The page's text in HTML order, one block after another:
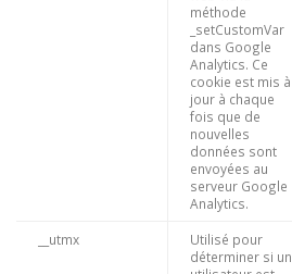
méthode
_setCustomVar
dans Google
Analytics. Ce
cookie est mis à
jour à chaque
fois que de
nouvelles
données sont
envoyées au
serveur Google
Analytics.
__utmx
Utilisé pour
déterminer si un